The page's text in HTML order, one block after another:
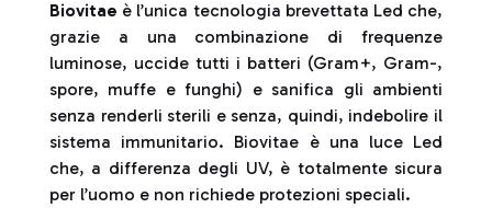
Biovitae è l’unica tecnologia brevettata Led che,
grazie a una combinazione di frequenze
luminose, uccide tutti i batteri (Gram+, Gram-,
spore, muffe e funghi) e sanifica gli ambienti
senza renderli sterili e senza, quindi, indebolire il
sistema immunitario. Biovitae è una luce Led
che, a differenza degli UV, è totalmente sicura
per l’uomo e non richiede protezioni speciali.